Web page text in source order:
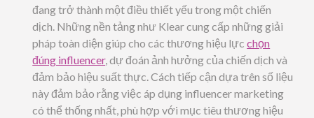
đang trở thành một điều thiết yếu trong một chiến
dịch. Những nền tảng như Klear cung cấp những giải
pháp toàn diện giúp cho các thương hiệu lựcchọn
đúng influencer, dự đoán ảnh hưởng của chiến dịch và
đảm bảo hiệu suất thực. Cách tiếp cận dựa trên số liệu
này đảm bảo rằng việc áp dụng influencer marketing
có thể thống nhất, phù hợp với mục tiêu thương hiệu